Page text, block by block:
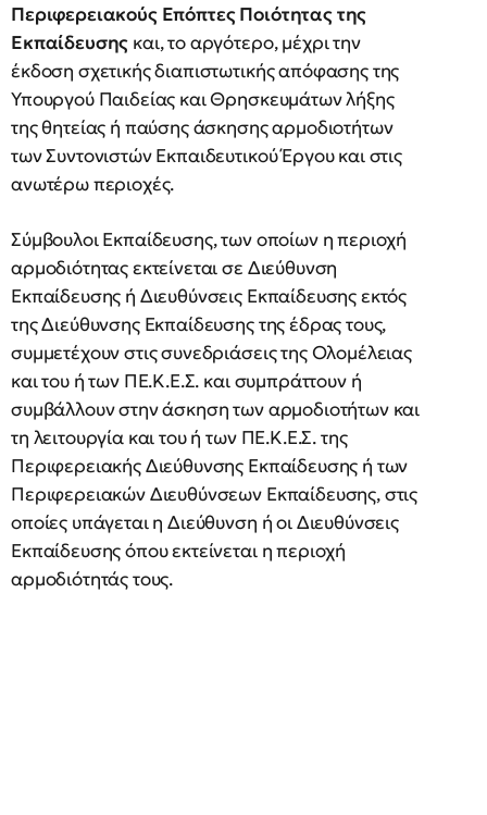
Περιφερειακούς Επόπτες Ποιότητας της
Εκπαίδευσης και, το αργότερο, μέχρι την
έκδοση σχετικής διαπιστωτικής απόφασης της
Υπουργού Παιδείας και Θρησκευμάτων λήξης
της θητείας ή παύσης άσκησης αρμοδιοτήτων
των Συντονιστών Εκπαιδευτικού Έργου και στις
ανωτέρω περιοχές.
Σύμβουλοι Εκπαίδευσης, των οποίων η περιοχή
αρμοδιότητας εκτείνεται σε Διεύθυνση
Εκπαίδευσης ή Διευθύνσεις Εκπαίδευσης εκτός
της Διεύθυνσης Εκπαίδευσης της έδρας τους,
συμμετέχουν στις συνεδριάσεις της Ολομέλειας
και του ή των ΠΕ.Κ.Ε.Σ. και συμπράττουν ή
συμβάλλουν στην άσκηση των αρμοδιοτήτων και
τη λειτουργία και του ή των ΠΕ.Κ.Ε.Σ. της
Περιφερειακής Διεύθυνσης Εκπαίδευσης ή των
Περιφερειακών Διευθύνσεων Εκπαίδευσης, στις
οποίες υπάγεται η Διεύθυνση ή οι Διευθύνσεις
Εκπαίδευσης όπου εκτείνεται η περιοχή
αρμοδιότητάς τους.